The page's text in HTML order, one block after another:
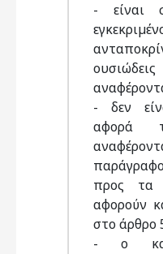
- είναι
- δεν
αφορά
προς
αφορούν
στο άρθρο
- ο